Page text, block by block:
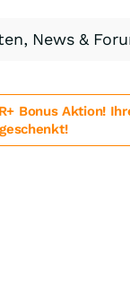
News &
Bonus Aktion!